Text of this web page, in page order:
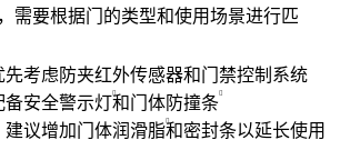
需要根据门的类型和使用场景进行匹
先考虑防夹红外传感器和门禁控制系统
备安全警示灯和门体防撞条
建议增加门体润滑脂和密封条以延长使用